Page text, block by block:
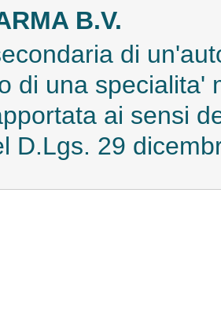
B.V.
di
di una specialita'
ai sensi
D.Lgs. 29